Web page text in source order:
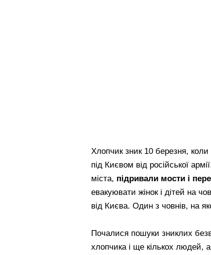
Хлопчик зник 10 березня,
під Києвом від російської
міста, підривали мости і
евакуювати жінок і дітей на
від Києва. Один з човнів, на
Почалися пошуки зниклих
хлопчика і ще кількох людей,